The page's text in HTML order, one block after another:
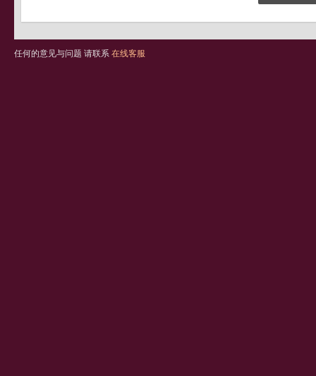
任何的意见与问题 请联系 在线客服